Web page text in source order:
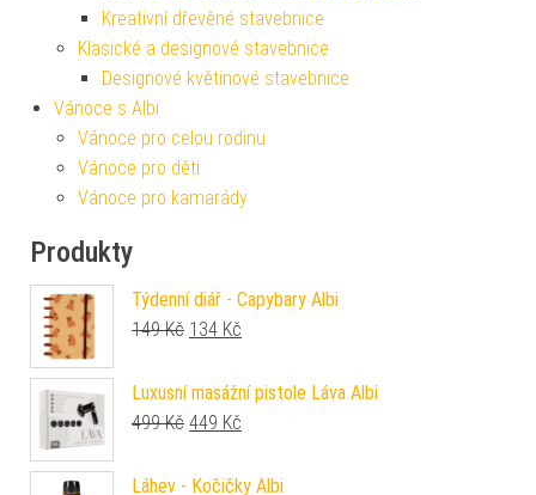
Kreativní dřevěné stavebnice
Klasické a designové stavebnice
Designové květinové stavebnice
Vánoce s Albi
Vánoce pro celou rodinu
Vánoce pro děti
Vánoce pro kamarády
Produkty
Týdenní diář - Capybary Albi
149Kč Původní cena byla: 149 Kč.
134 Kč
Luxusní masážní pistole Láva Albi
499Kč Původní cena byla: 499 Kč.
449 Kč
Láhev - Kočičky Albi